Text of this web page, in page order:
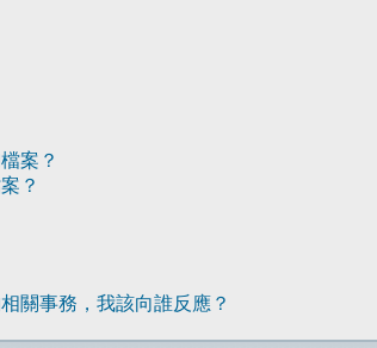
案？
？
關事務，我該向誰反應？